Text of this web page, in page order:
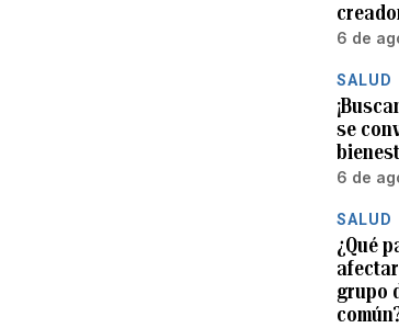
6 de
SALUD
se
6 de
SALUD
¿Qué
grupo